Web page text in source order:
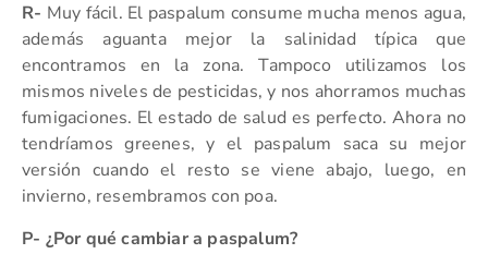
R- Muy fácil. El paspalum consume mucha menos agua,
además aguanta mejor la salinidad típica que
encontramos en la zona. Tampoco utilizamos los
mismos niveles de pesticidas, y nos ahorramos muchas
fumigaciones. El estado de salud es perfecto. Ahora no
tendríamos greenes, y el paspalum saca su mejor
versión cuando el resto se viene abajo, luego, en
invierno, resembramos con poa.
P- ¿Por qué cambiar a paspalum?